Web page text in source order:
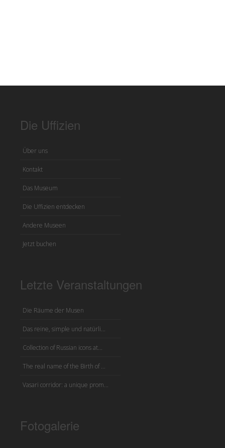
Die Uffizien
Über uns
Kontakt
Das Museum
Die Uffizien entdecken
Andere Museen
Jetzt buchen
Letzte Veranstaltungen
Die Räume der Musen
Das reine, simple und natürli...
Collection of Russian icons at...
The real name of the Birth of ...
Vasari corridor: a unique prom...
Fotogalerie